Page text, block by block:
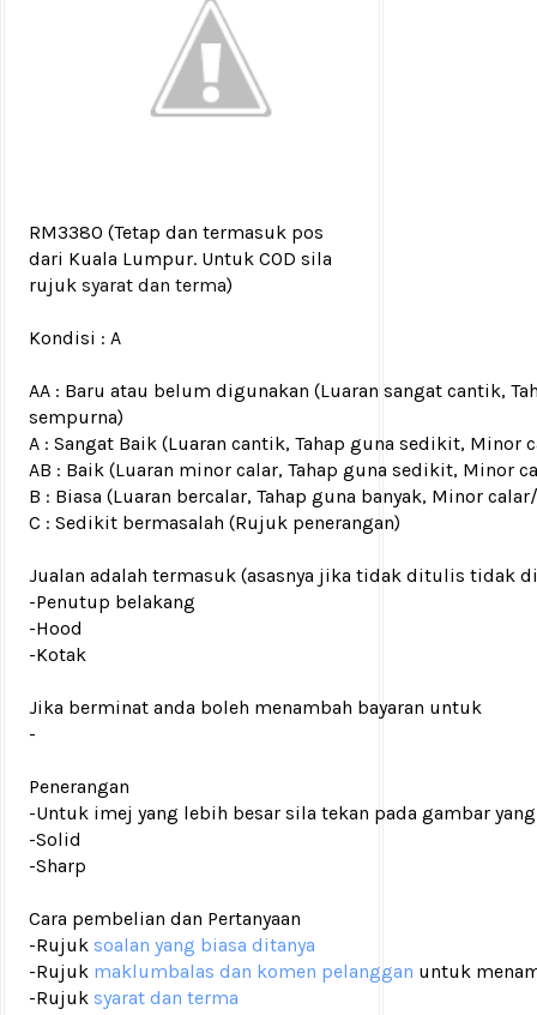
RM3380 (Tetap dan termasuk pos
dari Kuala Lumpur. Untuk COD sila
rujuk syarat dan terma)
Kondisi : A
AA : Baru atau belum digunakan (Luaran sangat cantik,
sempurna)
A : Sangat Baik (Luaran cantik, Tahap guna sedikit,
AB : Baik (Luaran minor calar, Tahap guna sedikit, Minor
B : Biasa (Luaran bercalar, Tahap guna banyak, Minor
C : Sedikit bermasalah (Rujuk penerangan)
Jualan adalah termasuk (asasnya jika tidak ditulis tidak
-Penutup belakang
-Hood
-Kotak
Jika berminat anda boleh menambah bayaran untuk
-
Penerangan
-Untuk imej yang lebih besar sila tekan pada gambar
-Solid
-Sharp
Cara pembelian dan Pertanyaan
-Rujuk soalan yang biasa ditanya
-Rujuk maklumbalas dan komen pelanggan untuk
-Rujuk syarat dan terma